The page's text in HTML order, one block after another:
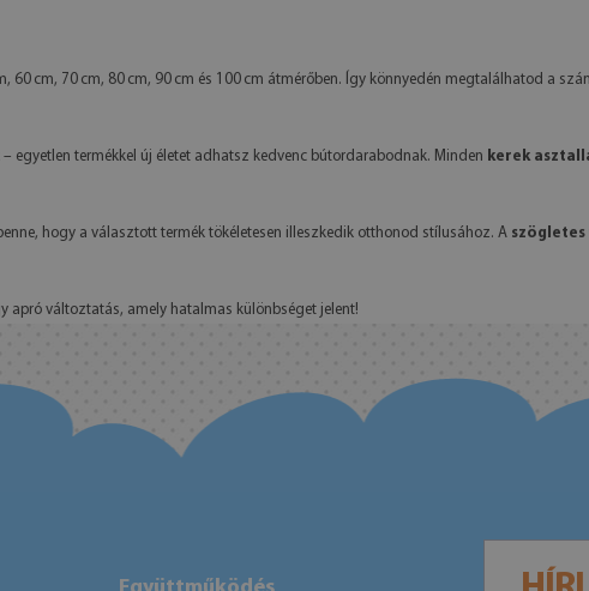
60 cm, 70 cm, 80 cm, 90 cm és 100 cm átmérőben. Így könnyedén megtalálhatod a
egyetlen termékkel új életet adhatsz kedvenc bútordarabodnak. Minden kerek
hogy a választott termék tökéletesen illeszkedik otthonod stílusához. A
apró változtatás, amely hatalmas különbséget jelent!